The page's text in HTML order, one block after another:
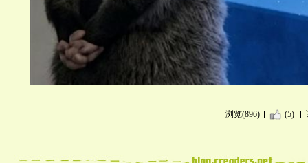
浏览(896) (5)